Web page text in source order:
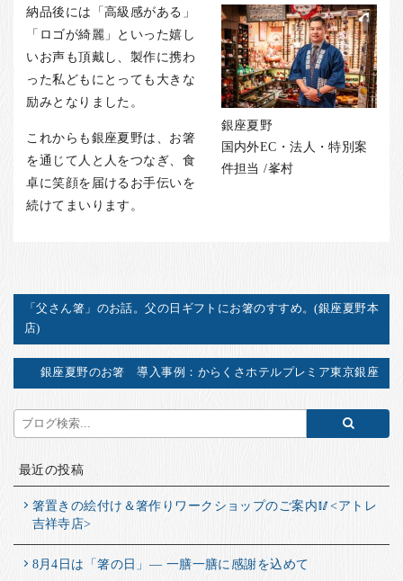
銀座夏野
国内外EC・法人・特別案
件担当 /峯村
納品後には「高級感がある」
「ロゴが綺麗」といった嬉し
いお声も頂戴し、製作に携わ
った私どもにとっても大きな
励みとなりました。
これからも銀座夏野は、お箸
を通じて人と人をつなぎ、食
卓に笑顔を届けるお手伝いを
続けてまいります。
「父さん箸」のお話。父の日ギフトにお箸のすすめ。(銀座夏野本
店)
銀座夏野のお箸 導入事例：からくさホテルプレミア東京銀座
最近の投稿
箸置きの絵付け＆箸作りワークショップのご案内🥢<アトレ
吉祥寺店>
8月4日は「箸の日」― 一膳一膳に感謝を込めて